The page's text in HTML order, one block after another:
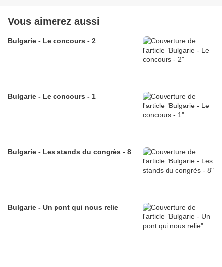
Vous aimerez aussi
Bulgarie - Le concours - 2
Bulgarie - Le concours - 1
Bulgarie - Les stands du congrès - 8
Bulgarie - Un pont qui nous relie